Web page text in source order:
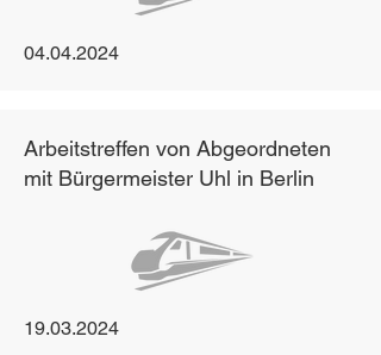
04.04.2024
Arbeitstreffen von Abgeordneten
mit Bürgermeister Uhl in Berlin
19.03.2024